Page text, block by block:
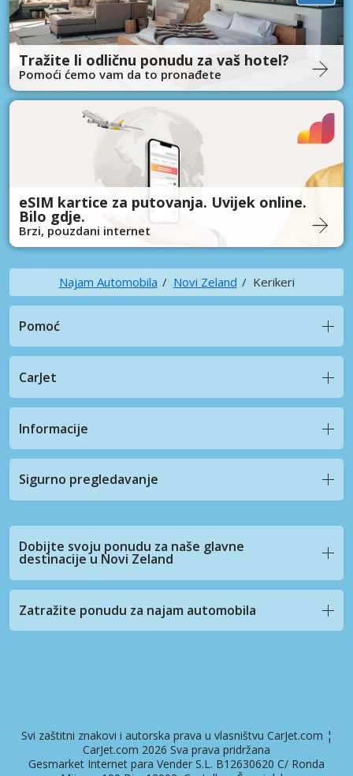
Tražite li odličnu ponudu za vaš hotel?
Pomoći ćemo vam da to pronađete
eSIM kartice za putovanja. Uvijek online.
Bilo gdje.
Brzi, pouzdani internet
Najam Automobila Novi Zeland Kerikeri
Pomoć
CarJet
Informacije
Sigurno pregledavanje
Dobijte svoju ponudu za naše glavne
destinacije u Novi Zeland
Zatražite ponudu za najam automobila
Svi zaštitni znakovi i autorska prava u vlasništvu CarJet.com ¦
CarJet.com 2026 Sva prava pridržana
Gesmarket Internet para Vender S.L. B12630620 C/ Ronda